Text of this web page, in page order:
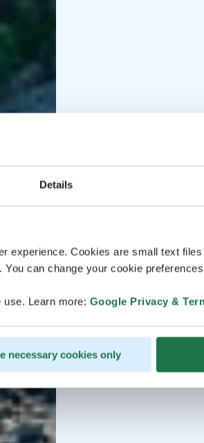
Details
experience. Cookies are small text
can change your cookie
Learn more: Google Privacy &
necessary cookies only